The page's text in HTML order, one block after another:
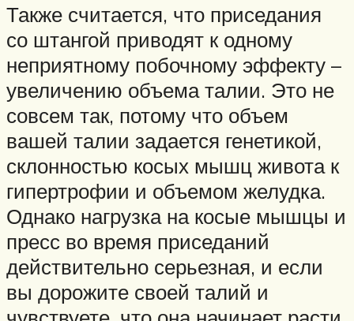
Также считается, что приседания
со штангой приводят к одному
неприятному побочному эффекту –
увеличению объема талии. Это не
совсем так, потому что объем
вашей талии задается генетикой,
склонностью косых мышц живота к
гипертрофии и объемом желудка.
Однако нагрузка на косые мышцы и
пресс во время приседаний
действительно серьезная, и если
вы дорожите своей талий и